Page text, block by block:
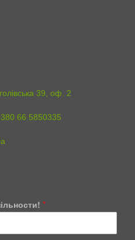
39, оф. 2
66 5850335
*